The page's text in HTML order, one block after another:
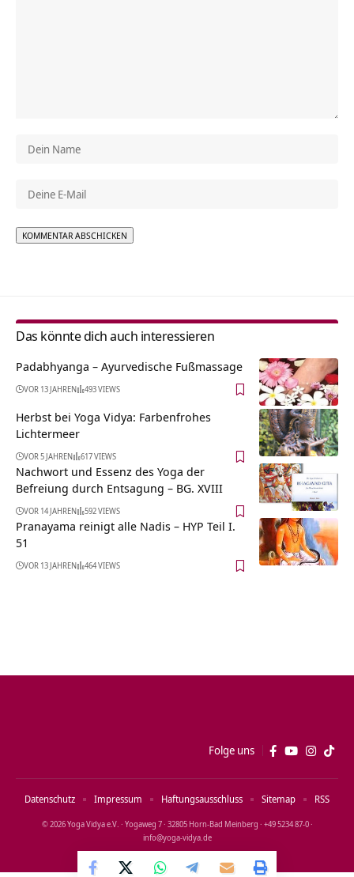
Das könnte dich auch interessieren
Padabhyanga – Ayurvedische Fußmassage
VOR 13 JAHREN 493 VIEWS
Herbst bei Yoga Vidya: Farbenfrohes
Lichtermeer
VOR 5 JAHREN 617 VIEWS
Nachwort und Essenz des Yoga der
Befreiung durch Entsagung – BG. XVIII
VOR 14 JAHREN 592 VIEWS
Pranayama reinigt alle Nadis – HYP Teil I.
51
VOR 13 JAHREN 464 VIEWS
Folge uns
© 2026 Yoga Vidya e.V. · Yogaweg 7 · 32805 Horn‑Bad Meinberg · +49 5234 87‑0 ·
info@yoga‑vidya.de
Datenschutz Impressum Haftungsausschluss Sitemap RSS